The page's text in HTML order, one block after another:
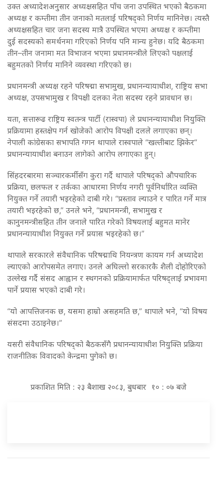
उक्त अध्यादेशअनुसार अध्यक्षसहित पाँच जना उपस्थित भएको बैठकमा
अध्यक्ष र कम्तीमा तीन जनाको मतलाई परिषद्को निर्णय मानिनेछ। त्यस्तै
अध्यक्षसहित चार जना सदस्य मात्रै उपस्थित भएमा अध्यक्ष र कम्तीमा
दुई सदस्यको समर्थनमा गरिएको निर्णय पनि मान्य हुनेछ। यदि बैठकमा
तीन–तीन जनामा मत विभाजन भएमा प्रधानमन्त्रीले लिएको पक्षलाई
बहुमतको निर्णय मानिने व्यवस्था गरिएको छ।
प्रधानमन्त्री अध्यक्ष रहने परिषद्मा सभामुख, प्रधानन्यायाधीश, राष्ट्रिय सभा
अध्यक्ष, उपसभामुख र विपक्षी दलका नेता सदस्य रहने प्रावधान छ।
यता, सत्तारूढ राष्ट्रिय स्वतन्त्र पार्टी (रास्वपा) ले प्रधानन्यायाधीश नियुक्ति
प्रक्रियामा हस्तक्षेप गर्न खोजेको आरोप विपक्षी दलले लगाएका छन्।
नेपाली कांग्रेसका सभापति गगन थापाले रास्वपाले “खल्तीबाट झिकेर”
प्रधानन्यायाधीश बनाउन लागेको आरोप लगाएका हुन्।
सिंहदरबारमा सञ्चारकर्मीसँग कुरा गर्दै थापाले परिषद्को औपचारिक
प्रक्रिया, छलफल र तर्कका आधारमा निर्णय नगरी पूर्वनिर्धारित व्यक्ति
नियुक्त गर्ने तयारी भइरहेको दाबी गरे। “प्रस्ताव ल्याउने र पारित गर्ने मात्र
तयारी भइरहेको छ,” उनले भने, “प्रधानमन्त्री, सभामुख र
कानुनमन्त्रीसहित तीन जनाले पारित गरेको विषयलाई बहुमत मानेर
प्रधानन्यायाधीश नियुक्त गर्ने प्रयास भइरहेको छ।”
थापाले सरकारले संवैधानिक परिषद्माथि नियन्त्रण कायम गर्न अध्यादेश
ल्याएको आरोपसमेत लगाए। उनले अघिल्लो सरकारकै शैली दोहोरिएको
उल्लेख गर्दै संसद आह्वान र स्थगनको प्रक्रियामार्फत परिषद्लाई प्रभावमा
पार्ने प्रयास भएको दाबी गरे।
“यो आपत्तिजनक छ, यसमा हाम्रो असहमति छ,” थापाले भने, “यो विषय
संसदमा उठाइनेछ।”
यसरी संवैधानिक परिषद्को बैठकसँगै प्रधानन्यायाधीश नियुक्ति प्रक्रिया
राजनीतिक विवादको केन्द्रमा पुगेको छ।
प्रकाशित मिति : २३ बैशाख २०८३, बुधबार १० : ०७ बजे